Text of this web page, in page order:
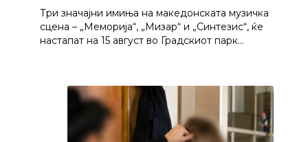
Три значајни имиња на македонската музичка
сцена – „Меморија“, „Мизар“ и „Синтезис“, ќе
настапат на 15 август во Градскиот парк…